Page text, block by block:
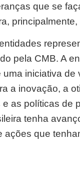
que se
pela CMB. A
iniciativa
a inovação, a
as políticas de
tenha
ações que